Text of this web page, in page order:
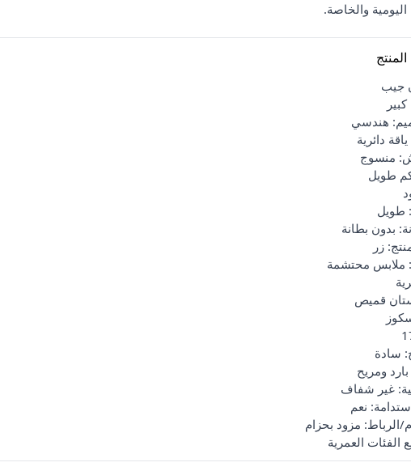
والخاصة.
جيب
هندسي
دائرية
منسوج
طويل
طويل
بدون بطانة
زر
ملابس محتشمة
قميص
سادة
ومريح
غير شفاف
نعم
الرباط: مزود بحزام
الفئات العمرية